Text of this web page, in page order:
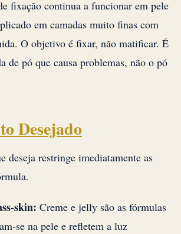
fixação continua a funcionar em pele
em camadas muito finas com
O objetivo é fixar, não matificar. É
de pó que causa problemas, não o pó
Desejado
deseja restringe imediatamente as
skin: Creme e jelly são as fórmulas
se na pele e refletem a luz